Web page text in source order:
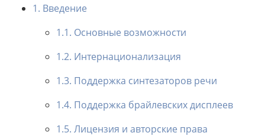
1. Введение
1.1. Основные возможности
1.2. Интернационализация
1.3. Поддержка синтезаторов речи
1.4. Поддержка брайлевских дисплеев
1.5. Лицензия и авторские права